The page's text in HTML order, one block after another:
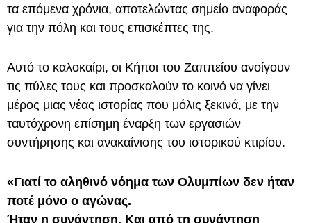
τα επόμενα χρόνια, αποτελώντας σημείο αναφοράς
για την πόλη και τους επισκέπτες της.
Αυτό το καλοκαίρι, οι Κήποι του Ζαππείου ανοίγουν
τις πύλες τους και προσκαλούν το κοινό να γίνει
μέρος μιας νέας ιστορίας που μόλις ξεκινά, με την
ταυτόχρονη επίσημη έναρξη των εργασιών
συντήρησης και ανακαίνισης του ιστορικού κτιρίου.
«Γιατί το αληθινό νόημα των Ολυμπίων δεν ήταν
ποτέ μόνο ο αγώνας.
Ήταν η συνάντηση. Και από τη συνάντηση